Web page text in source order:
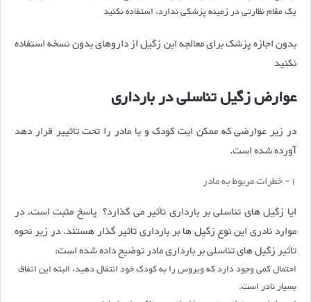
یک مقام نظارتی در زمینه پزشکی ندارد، استفاده نکنید
بدون اجازه پزشک برای معالجه این زگیل از داروهای بدون نسخه استفاده
نکنید
عوارض زگیل تناسلی در بارداری
در زیر عوارضی که ممکن ایت کودک و یا مادر را تحت تاثییر قرار دهد
آورده شده است.
1- خطرات مربوط به مادر
ایا زگیل های تناسلی بر بارداری تأثیر می گذارد؟ پاسخ مثبت است، در
موارد نادری این نوع زگیل ها بر باردارى تاثیر گذار هستند. در زیر نحوه
تأثیر زگیل هاى تناسلى بر بارداری مادر توضیح داده شده است:
احتمال کمی وجود دارد که ویروس را به کودک خود انتقال دهید، البته این اتفاق
بسیار نادر است.